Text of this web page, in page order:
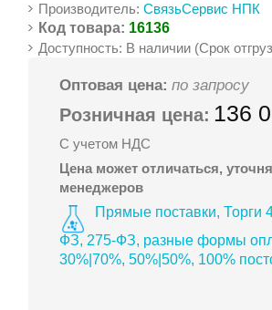
Производитель:СвязьСервис НПК
Код товара: 16136
Доступность: В наличии (Срок
Оптовая цена: по запросу
Розничная цена: 136
С учетом НДС
Цена может отличаться,
менеджеров
Прямые поставки, Торги
ФЗ, 275-ФЗ, разные формы
30%|70%, 50%|50%, 100%